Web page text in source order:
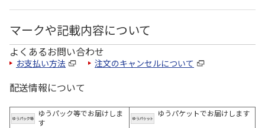
マークや記載内容について
よくあるお問い合わせ
お支払い方法 注文のキャンセルについて
配送情報について
ゆうパック等でお届けしま
す
ゆうパケットでお届けします